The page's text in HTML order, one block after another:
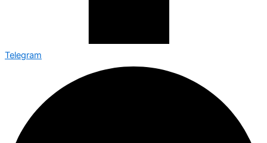
Telegram